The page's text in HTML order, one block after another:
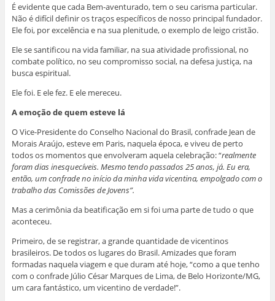
É evidente que cada Bem-aventurado, tem o seu carisma particular.
Não é difícil definir os traços específicos de nosso principal fundador.
Ele foi, por excelência e na sua plenitude, o exemplo de leigo cristão.
Ele se santificou na vida familiar, na sua atividade profissional, no
combate político, no seu compromisso social, na defesa justiça, na
busca espiritual.
Ele foi. E ele fez. E ele mereceu.
A emoção de quem esteve lá
O Vice-Presidente do Conselho Nacional do Brasil, confrade Jean de
Morais Araújo, esteve em Paris, naquela época, e viveu de perto
todos os momentos que envolveram aquela celebração: “realmente
foram dias inesquecíveis. Mesmo tendo passados 25 anos, já. Eu era,
então, um confrade no início da minha vida vicentina, empolgado com o
trabalho das Comissões de Jovens”.
Mas a cerimônia da beatificação em si foi uma parte de tudo o que
aconteceu.
Primeiro, de se registrar, a grande quantidade de vicentinos
brasileiros. De todos os lugares do Brasil. Amizades que foram
formadas naquela viagem e que duram até hoje, “como a que tenho
com o confrade Júlio César Marques de Lima, de Belo Horizonte/MG,
um cara fantástico, um vicentino de verdade!”.